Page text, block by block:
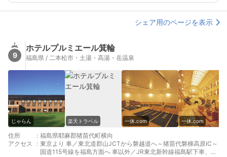
シェア用のページを表示
9
ホテルプルミエール箕輪
福島県 / 二本松市・土湯・高湯・岳温泉
じゃらん 楽天トラベル 一休.com 一休.com
住所 : 福島県耶麻郡猪苗代町横向
アクセス
: 東京より 車／東北道郡山JCTから磐越道へ～猪苗代磐梯高原IC～
国道115号線を福島方面へ 車以外／JR東北新幹線福島駅下車、西